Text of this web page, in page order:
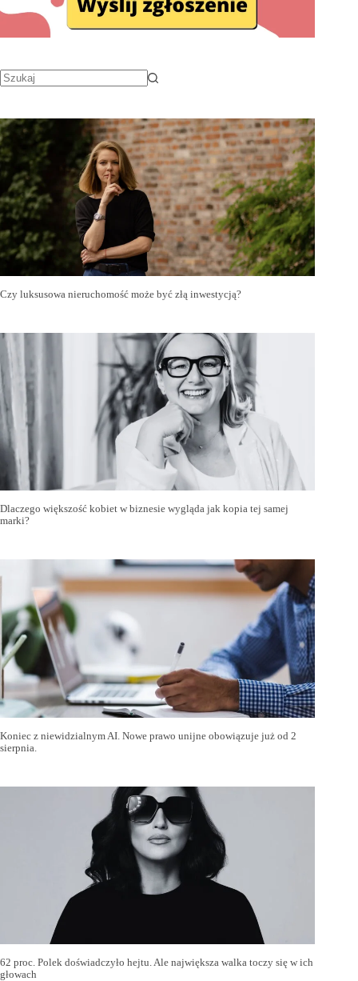
Czy luksusowa nieruchomość może być złą inwestycją?
Dlaczego większość kobiet w biznesie wygląda jak kopia tej samej
marki?
Koniec z niewidzialnym AI. Nowe prawo unijne obowiązuje już od 2
sierpnia.
62 proc. Polek doświadczyło hejtu. Ale największa walka toczy się w ich
głowach